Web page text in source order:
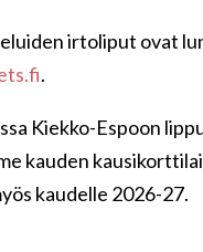
irtoliput ovat
.
Kiekko-Espoon
kauden
kaudelle 2026-27.